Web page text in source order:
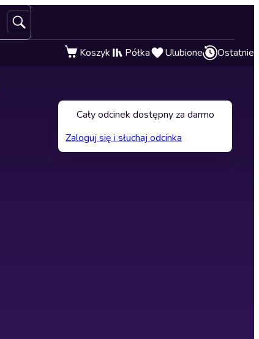
Koszyk Półka Ulubione Ostatnie
Cały odcinek dostępny za darmo
Zaloguj się i słuchaj odcinka